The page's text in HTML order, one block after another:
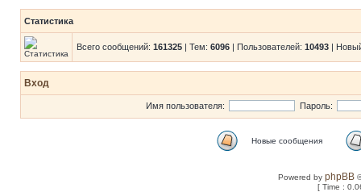
Статистика
Всего сообщений: 161325 | Тем: 6096 | Пользователей: 10493 |
Вход
Имя пользователя: Пароль:
Новые сообщения
Powered byphpBB
[ Time :